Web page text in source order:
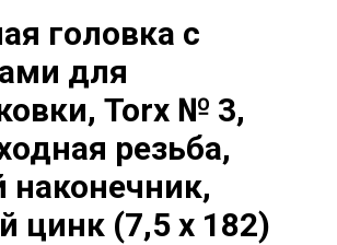
головка с
для
Torx № 3,
резьба,
наконечник,
цинк (7,5 х 182)